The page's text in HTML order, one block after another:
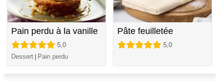
Pain perdu à la vanille
5,0
Dessert | Pain perdu
Pâte feuilletée
5,0